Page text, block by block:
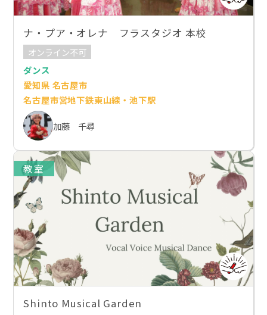
ナ・プア・オレナ フラスタジオ 本校
オンライン不可
ダンス
愛知県 名古屋市
名古屋市営地下鉄東山線・池下駅
加藤 千尋
教室
Shinto Musical Garden